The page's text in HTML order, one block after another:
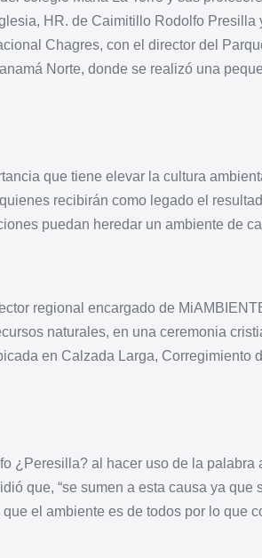
HR. de Caimitillo Rodolfo Presilla
Chagres, con el director del
Norte, donde se realizó una
que tiene elevar la cultura
recibirán como legado el
puedan heredar un ambiente de
regional encargado de
naturales, en una ceremonia
en Calzada Larga, Corregimiento
¿Peresilla? al hacer uso de la palabra
que, “se sumen a esta causa ya que
el ambiente es de todos por lo que